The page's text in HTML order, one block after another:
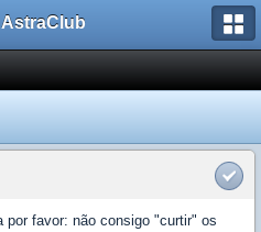
AstraClub
por favor: não consigo "curtir" os